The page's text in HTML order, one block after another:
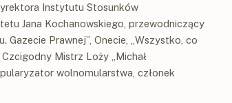
Instytutu Stosunków
Jana Kochanowskiego, przewodniczący
Gazecie Prawnej”, Onecie, „Wszystko, co
Czcigodny Mistrz Loży „Michał
wolnomularstwa, członek